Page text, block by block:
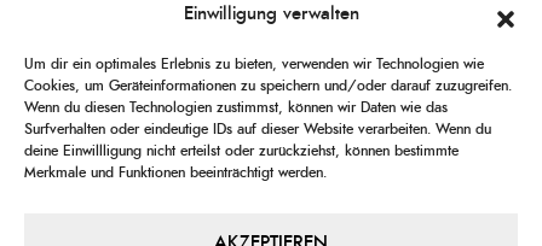
Einwilligung verwalten
Um dir ein optimales Erlebnis zu bieten, verwenden wir Technologien wie
Cookies, um Geräteinformationen zu speichern und/oder darauf zuzugreifen.
Wenn du diesen Technologien zustimmst, können wir Daten wie das
Surfverhalten oder eindeutige IDs auf dieser Website verarbeiten. Wenn du
deine Einwillligung nicht erteilst oder zurückziehst, können bestimmte
Merkmale und Funktionen beeinträchtigt werden.
Iris Völlnagel hat schon auf unterschiedlichen Kontinenten gelebt
und gearbeitet, spricht mehrere Sprachen und berichtet
leidenschaftlich gerne über das, was sie erlebt – als Journalistin,
[...]